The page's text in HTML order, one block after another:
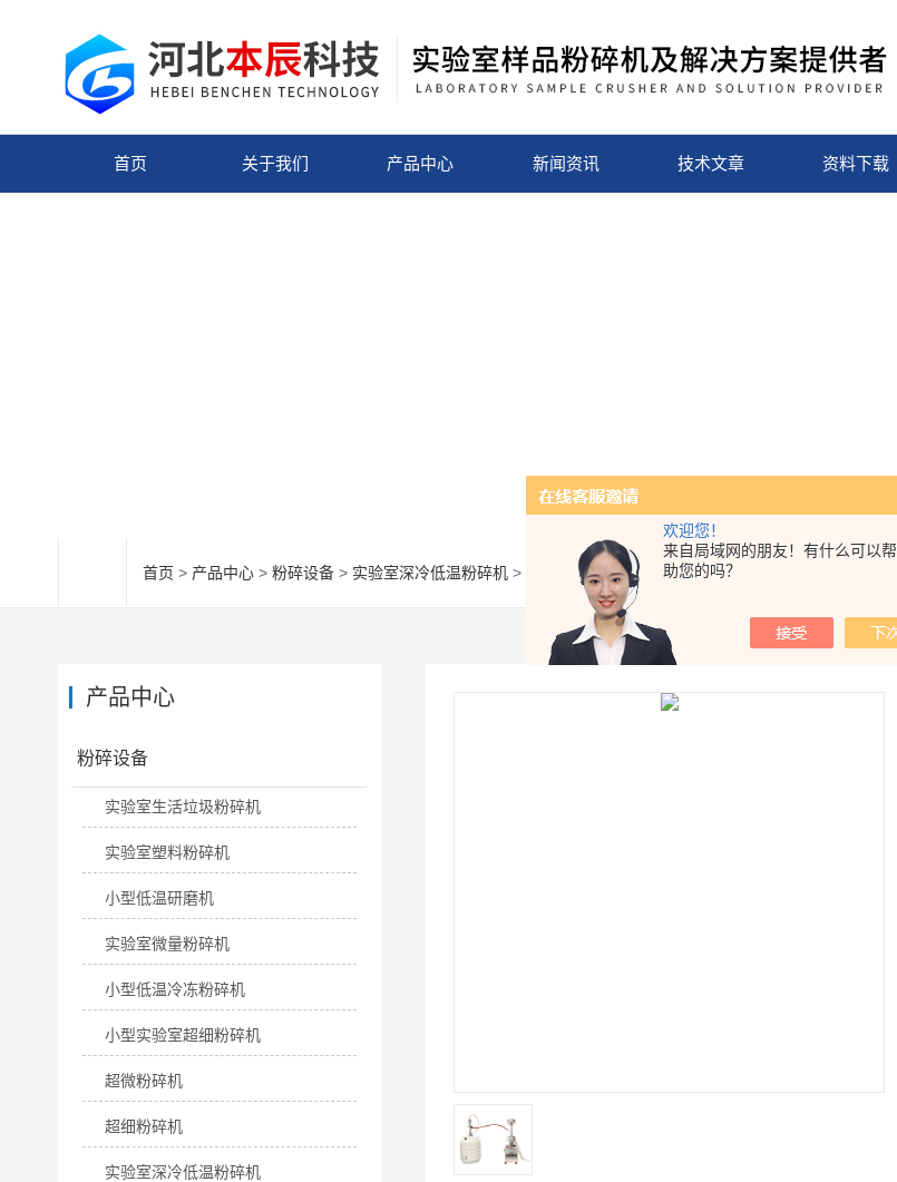
欢迎您！
来自局域网的朋友！有什么可以帮
助您的吗？
首页 关于我们 产品中心 新闻资讯 技术文章 资料下载
首页 > 产品中心 > 粉碎设备 > 实验室深冷低温粉碎机 > DC3-1实验室深冷低温粉碎机
产品中心
粉碎设备
实验室生活垃圾粉碎机
实验室塑料粉碎机
小型低温研磨机
实验室微量粉碎机
小型低温冷冻粉碎机
小型实验室超细粉碎机
超微粉碎机
超细粉碎机
实验室深冷低温粉碎机